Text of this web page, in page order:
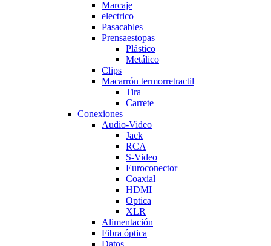
Marcaje
electrico
Pasacables
Prensaestopas
Plástico
Metálico
Clips
Macarrón termorretractil
Tira
Carrete
Conexiones
Audio-Video
Jack
RCA
S-Video
Euroconector
Coaxial
HDMI
Optica
XLR
Alimentación
Fibra óptica
Datos